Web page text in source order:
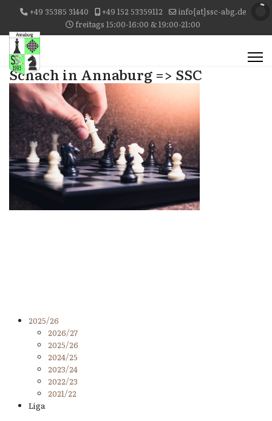
+49 35385 31440 +49 152 53359112
info{at}ssc-abg.de
freitags 15:00-16:00 & 19:00-21:00
Schach in Annaburg => SSC
2025/26
2026/27
2025/26
2024/25
2023/24
2022/23
2021/22
Liga